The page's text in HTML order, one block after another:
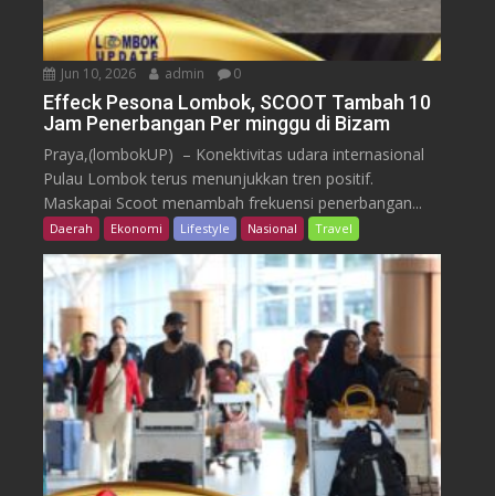
Jun 10, 2026 admin 0
Effeck Pesona Lombok, SCOOT Tambah 10
Jam Penerbangan Per minggu di Bizam
Praya,(lombokUP) – Konektivitas udara internasional
Pulau Lombok terus menunjukkan tren positif.
Maskapai Scoot menambah frekuensi penerbangan...
Daerah Ekonomi Lifestyle Nasional Travel